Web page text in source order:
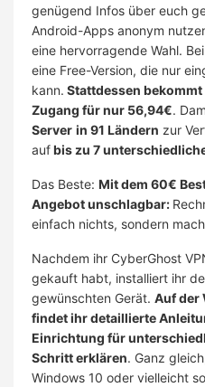
genügend Infos über euch
Android-Apps anonym
eine hervorragende Wahl.
eine Free-Version, die nur
kann. Stattdessen
Zugang für nur 56,94€.
Server in 91 Ländern zur
aufbis zu 7
Das Beste: Mit dem 60€
Angebot unschlagbar:
einfach nichts, sondern
Nachdem ihr CyberGhost
gekauft habt, installiert ihr
gewünschten Gerät. Auf der
findet ihr detaillierte
Einrichtung für
Schritt erklären. Ganz
Windows 10 oder vielleicht